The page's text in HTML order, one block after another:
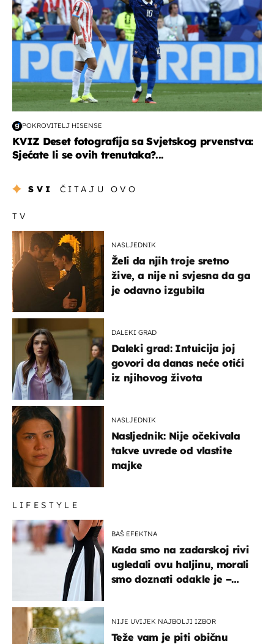
POKROVITELJ HISENSE
KVIZ Deset fotografija sa Svjetskog prvenstva:
Sjećate li se ovih trenutaka?...
SVI ČITAJU OVO
TV
NASLJEDNIK
Želi da njih troje sretno
žive, a nije ni svjesna da ga
je odavno izgubila
DALEKI GRAD
Daleki grad: Intuicija joj
govori da danas neće otići
iz njihovog života
NASLJEDNIK
Nasljednik: Nije očekivala
takve uvrede od vlastite
majke
LIFESTYLE
BAŠ EFEKTNA
Kada smo na zadarskoj rivi
ugledali ovu haljinu, morali
smo doznati odakle je –
NIJE UVIJEK NAJBOLJI IZBOR
Teže vam je piti običnu